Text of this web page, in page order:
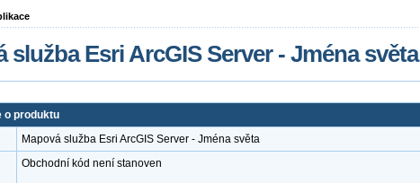
služba Esri ArcGIS Server - Jména světa
o produktu
Mapová služba Esri ArcGIS Server - Jména světa
Obchodní kód není stanoven